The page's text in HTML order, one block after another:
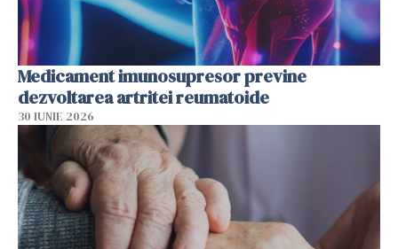
Medicament imunosupresor previne
dezvoltarea artritei reumatoide
30 IUNIE 2026